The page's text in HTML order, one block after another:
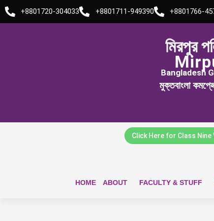
Skip
+8801720-304033 +8801711-949390 +8801766-
মিরপুর
Bangladesh
মুক্তবাংলা
Click Here for Class Nine
HOME ABOUT FACULTY & STUFF